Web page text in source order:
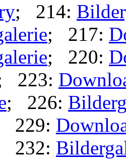
; 214:
; 217:
; 220:
223:
; 226:
229:
232: